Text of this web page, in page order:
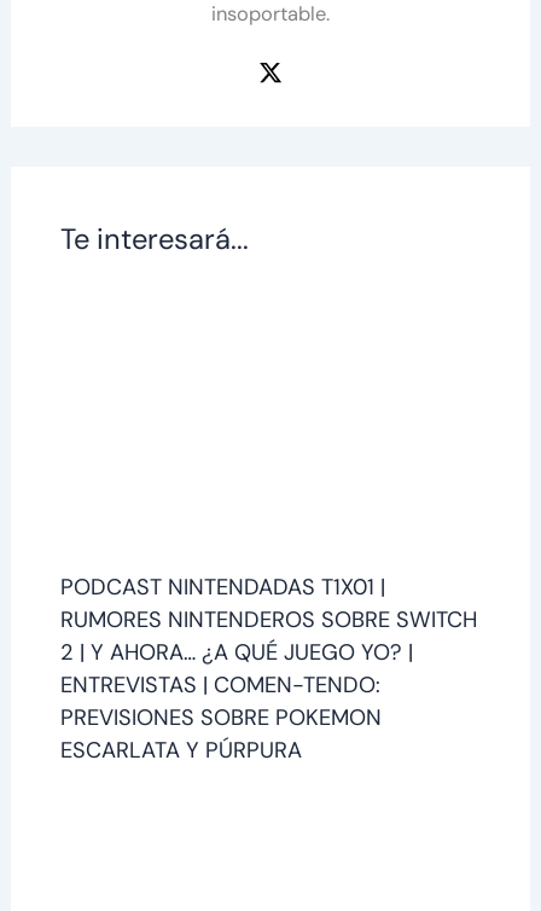
insoportable.
Te interesará...
PODCAST NINTENDADAS T1X01 |
RUMORES NINTENDEROS SOBRE SWITCH
2 | Y AHORA… ¿A QUÉ JUEGO YO? |
ENTREVISTAS | COMEN-TENDO:
PREVISIONES SOBRE POKEMON
ESCARLATA Y PÚRPURA